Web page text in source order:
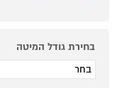
בחירת גודל המיטה
בחר